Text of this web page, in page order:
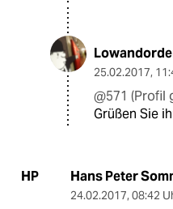
25.02.2017,
@571 (Profil
Grüßen Sie
HP Hans Peter
24.02.2017, 08:42